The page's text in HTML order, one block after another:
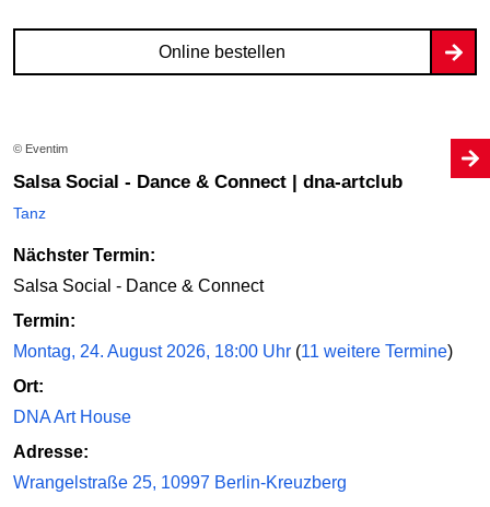
Online bestellen
© Eventim
Salsa Social - Dance & Connect | dna-artclub
Tanz
Nächster Termin:
Salsa Social - Dance & Connect
Termin:
Montag, 24. August 2026, 18:00 Uhr (11 weitere Termine)
Ort:
DNA Art House
Adresse:
Wrangelstraße 25, 10997 Berlin-Kreuzberg